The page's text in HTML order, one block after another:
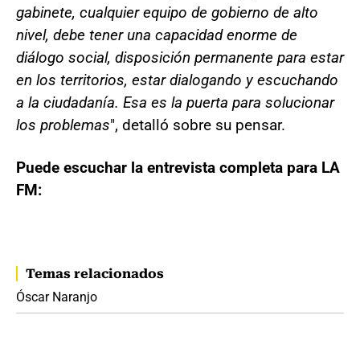
gabinete, cualquier equipo de gobierno de alto
nivel, debe tener una capacidad enorme de
diálogo social, disposición permanente para estar
en los territorios, estar dialogando y escuchando
a la ciudadanía. Esa es la puerta para solucionar
los problemas", detalló sobre su pensar.
Puede escuchar la entrevista completa para LA
FM:
Temas relacionados
Óscar Naranjo